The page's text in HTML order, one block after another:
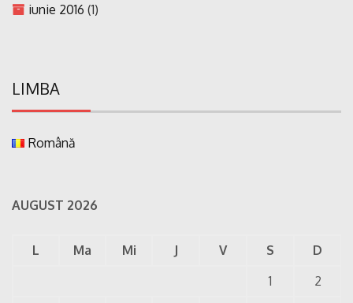
iunie 2016 (1)
LIMBA
Română
AUGUST 2026
L Ma Mi J V S
D
1
2